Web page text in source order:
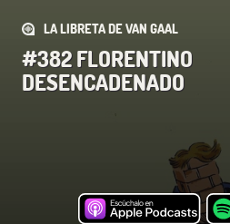
LA LIBRETA DE VAN GAAL
#382 FLORENTINO
DESENCADENADO